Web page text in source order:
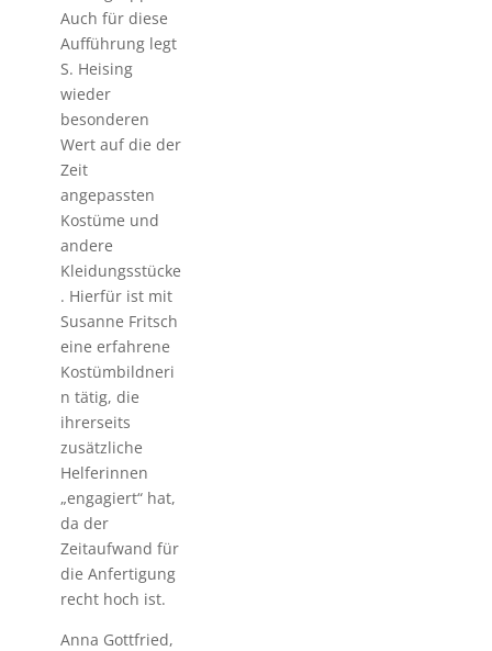
Auch für diese
Aufführung legt
S. Heising
wieder
besonderen
Wert auf die der
Zeit
angepassten
Kostüme und
andere
Kleidungsstücke
. Hierfür ist mit
Susanne Fritsch
eine erfahrene
Kostümbildneri
n tätig, die
ihrerseits
zusätzliche
Helferinnen
„engagiert“ hat,
da der
Zeitaufwand für
die Anfertigung
recht hoch ist.
Anna Gottfried,